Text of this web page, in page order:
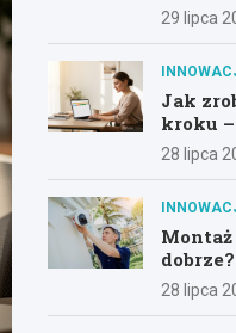
29 lipca
Jak
kroku
28 lipca
dobrze?
28 lipca